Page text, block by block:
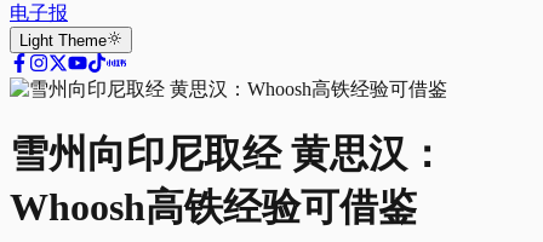
电子报
Light Theme
雪州向印尼取经 黄思汉：
Whoosh高铁经验可借鉴